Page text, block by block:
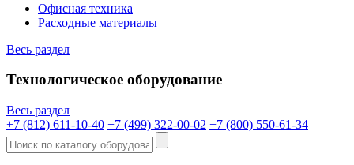
Офисная техника
Расходные материалы
Весь раздел
Технологическое оборудование
Весь раздел
+7 (812) 611-10-40 +7 (499) 322-00-02 +7 (800) 550-61-34